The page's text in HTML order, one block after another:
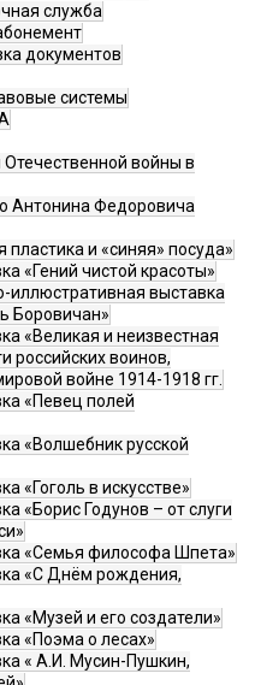
служба
документов
системы
войны в
Антонина Федоровича
пластика и «синяя» посуда»
«Гений чистой красоты»
иллюстративная выставка
Боровичан»
«Великая и неизвестная
российских воинов,
войне 1914-1918 гг.
«Певец полей
«Волшебник русской
«Гоголь в искусстве»
«Борис Годунов – от слуги
«Семья философа Шпета»
«С Днём рождения,
«Музей и его создатели»
«Поэма о лесах»
« А.И. Мусин-Пушкин,